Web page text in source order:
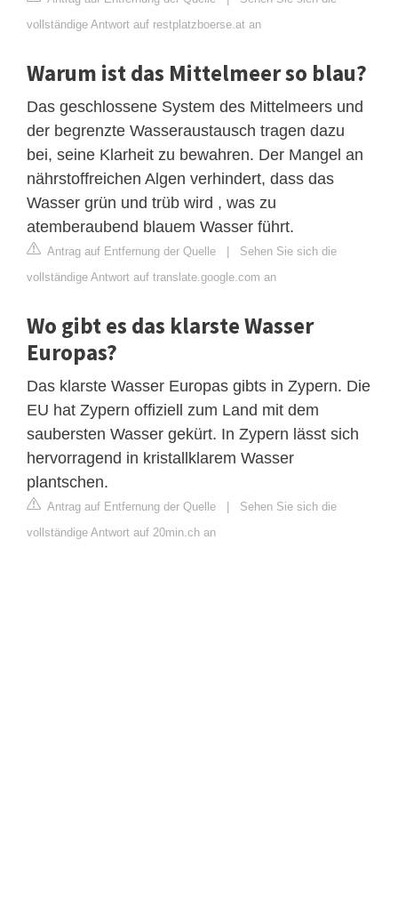
vollständige Antwort auf restplatzboerse.at an
Warum ist das Mittelmeer so blau?
Das geschlossene System des Mittelmeers und
der begrenzte Wasseraustausch tragen dazu
bei, seine Klarheit zu bewahren. Der Mangel an
nährstoffreichen Algen verhindert, dass das
Wasser grün und trüb wird , was zu
atemberaubend blauem Wasser führt.
Antrag auf Entfernung der Quelle | Sehen Sie sich die
vollständige Antwort auf translate.google.com an
Wo gibt es das klarste Wasser
Europas?
Das klarste Wasser Europas gibts in Zypern. Die
EU hat Zypern offiziell zum Land mit dem
saubersten Wasser gekürt. In Zypern lässt sich
hervorragend in kristallklarem Wasser
plantschen.
Antrag auf Entfernung der Quelle | Sehen Sie sich die
vollständige Antwort auf 20min.ch an